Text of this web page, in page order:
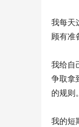
我每天
顾有准
我给自
争取拿
的规则。
我的短